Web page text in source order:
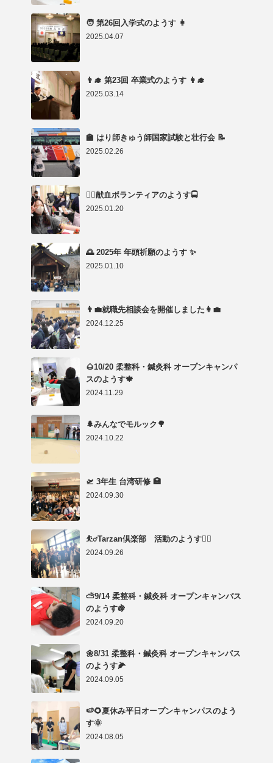
🧑 第26回入学式のようす 👩
2025.04.07
👨‍🎓 第23回 卒業式のようす 👩‍🎓
2025.03.14
🏫 はり師きゅう師国家試験と壮行会 📝
2025.02.26
👨‍⚕️献血ボランティアのようす🚍
2025.01.20
🌅 2025年 年頭祈願のようす ✨
2025.01.10
👨‍💼就職先相談会を開催しました👩‍💼
2024.12.25
🌰10/20 柔整科・鍼灸科 オープンキャンパ
スのようす🍁
2024.11.29
🌲みんなでモルック🌳
2024.10.22
🛫 3年生 台湾研修 🏥
2024.09.30
⛹️‍♂️Tarzan倶楽部 活動のようす🤸‍♂️
2024.09.26
⛅9/14 柔整科・鍼灸科 オープンキャンパス
のようす🍇
2024.09.20
🌼8/31 柔整科・鍼灸科 オープンキャンパス
のようす🌽
2024.09.05
🍉🌻夏休み平日オープンキャンパスのよう
す🌞
2024.08.05